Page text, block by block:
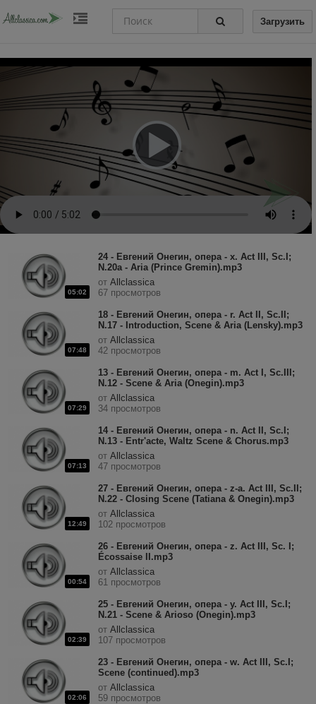
Загрузить
05:02
24 - Евгений Онегин, опера - x. Act III, Sc.I;
N.20a - Aria (Prince Gremin).mp3
от Allclassica
67 просмотров
07:48
18 - Евгений Онегин, опера - r. Act II, Sc.II;
N.17 - Introduction, Scene & Aria (Lensky).mp3
от Allclassica
42 просмотров
07:29
13 - Евгений Онегин, опера - m. Act I, Sc.III;
N.12 - Scene & Aria (Onegin).mp3
от Allclassica
34 просмотров
07:13
14 - Евгений Онегин, опера - n. Act II, Sc.I;
N.13 - Entr'acte, Waltz Scene & Chorus.mp3
от Allclassica
47 просмотров
12:49
27 - Евгений Онегин, опера - z-a. Act III, Sc.II;
N.22 - Closing Scene (Tatiana & Onegin).mp3
от Allclassica
102 просмотров
00:54
26 - Евгений Онегин, опера - z. Act III, Sc. I;
Écossaise II.mp3
от Allclassica
61 просмотров
02:39
25 - Евгений Онегин, опера - y. Act III, Sc.I;
N.21 - Scene & Arioso (Onegin).mp3
от Allclassica
107 просмотров
02:06
23 - Евгений Онегин, опера - w. Act III, Sc.I;
Scene (continued).mp3
от Allclassica
59 просмотров